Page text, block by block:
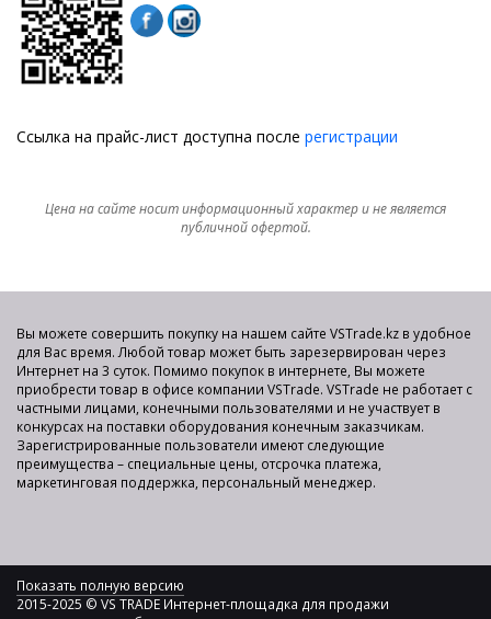
Ссылка на прайс-лист доступна после регистрации
Цена на сайте носит информационный характер и не является
публичной офертой.
Вы можете совершить покупку на нашем сайте VSTrade.kz в удобное
для Вас время. Любой товар может быть зарезервирован через
Интернет на 3 суток. Помимо покупок в интернете, Вы можете
приобрести товар в офисе компании VSTrade. VSTrade не работает с
частными лицами, конечными пользователями и не участвует в
конкурсах на поставки оборудования конечным заказчикам.
Зарегистрированные пользователи имеют следующие
преимущества – специальные цены, отсрочка платежа,
маркетинговая поддержка, персональный менеджер.
Показать полную версию
2015-2025 © VS TRADE Интернет-площадка для продажи